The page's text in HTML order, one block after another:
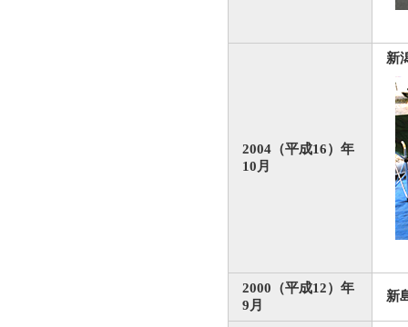
2004（平成16）年
10月
新
2000（平成12）年
9月
新